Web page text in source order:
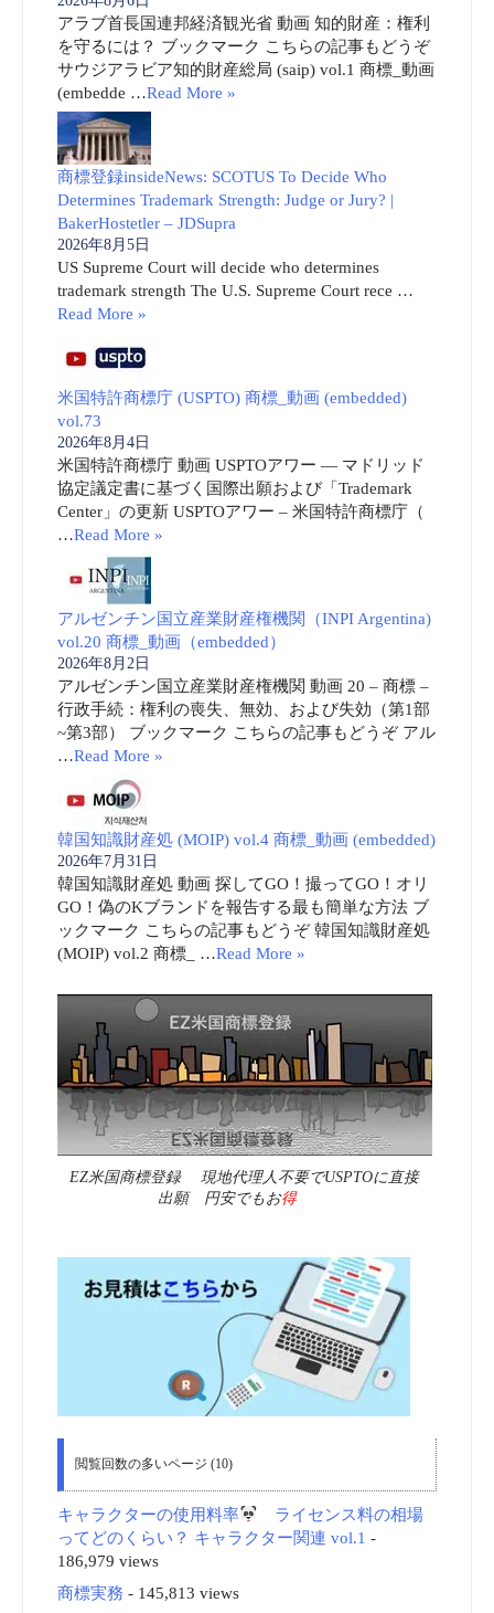
アラブ首長国連邦経済観光省 動画 知的財産：権利
を守るには？ ブックマーク こちらの記事もどうぞ
サウジアラビア知的財産総局 (saip) vol.1 商標_動画
(embedde …Read More »
商標登録insideNews: SCOTUS To Decide Who
Determines Trademark Strength: Judge or Jury? |
BakerHostetler – JDSupra
2026年8月5日
US Supreme Court will decide who determines
trademark strength The U.S. Supreme Court rece …
Read More »
米国特許商標庁 (USPTO) 商標_動画 (embedded)
vol.73
2026年8月4日
米国特許商標庁 動画 USPTOアワー ― マドリッド
協定議定書に基づく国際出願および「Trademark
Center」の更新 USPTOアワー – 米国特許商標庁（
…Read More »
アルゼンチン国立産業財産権機関（INPI Argentina)
vol.20 商標_動画（embedded）
2026年8月2日
アルゼンチン国立産業財産権機関 動画 20 – 商標 –
行政手続：権利の喪失、無効、および失効（第1部
~第3部） ブックマーク こちらの記事もどうぞ アル
…Read More »
韓国知識財産処 (MOIP) vol.4 商標_動画 (embedded)
2026年7月31日
韓国知識財産処 動画 探してGO！撮ってGO！オリ
GO！偽のKブランドを報告する最も簡単な方法 ブ
ックマーク こちらの記事もどうぞ 韓国知識財産処
(MOIP) vol.2 商標_ …Read More »
EZ米国商標登録 現地代理人不要でUSPTOに直接
出願 円安でもお得
閲覧回数の多いページ (10)
キャラクターの使用料率
ライセンス料の相場
ってどのくらい？ キャラクター関連 vol.1 -
186,979 views
商標実務 - 145,813 views